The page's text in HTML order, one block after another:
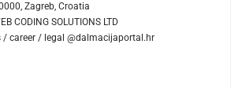
Zagreb, Croatia
CODING SOLUTIONS LTD
career / legal @dalmacijaportal.hr